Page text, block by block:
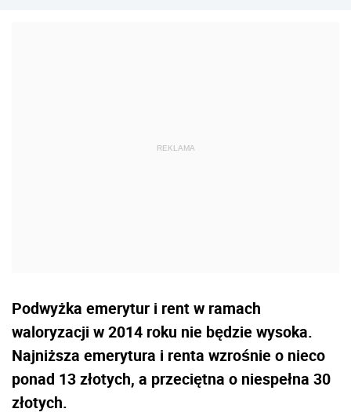
Podwyżka emerytur i rent w ramach
waloryzacji w 2014 roku nie będzie wysoka.
Najniższa emerytura i renta wzrośnie o nieco
ponad 13 złotych, a przeciętna o niespełna 30
złotych.